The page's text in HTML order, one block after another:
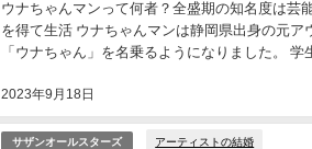
2023年9月18日
ウナちゃんマンって何者？全盛期の知名度は芸
を得て生活 ウナちゃんマンは静岡県出身の元
「ウナちゃん」を名乗るようになりました。
サザンオールスターズ アーティストの結婚